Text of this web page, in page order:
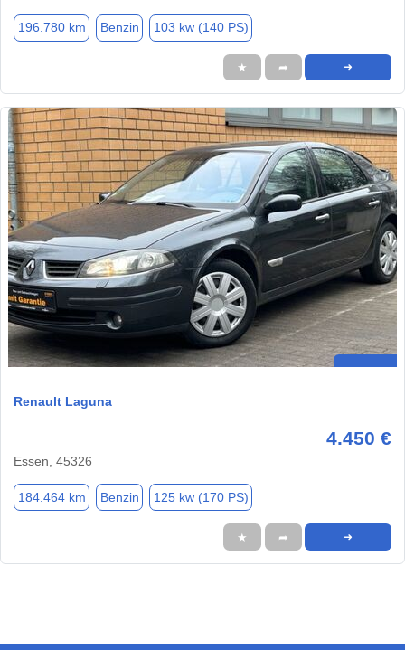
196.780 km Benzin 103 kw (140 PS)
★ ➦ ➜
Renault Laguna
4.450 €
Essen, 45326
184.464 km Benzin 125 kw (170 PS)
★ ➦ ➜